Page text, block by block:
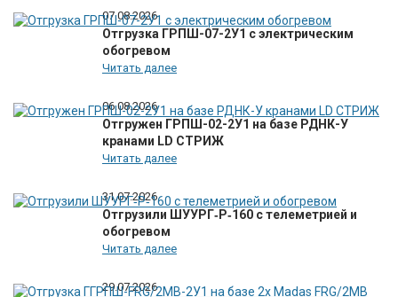
07.08.2026
Отгрузка ГРПШ-07-2У1 с электрическим
обогревом
Читать далее
06.08.2026
Отгружен ГРПШ-02-2У1 на базе РДНК-У
кранами LD СТРИЖ
Читать далее
31.07.2026
Отгрузили ШУУРГ‑Р‑160 с телеметрией и
обогревом
Читать далее
29.07.2026